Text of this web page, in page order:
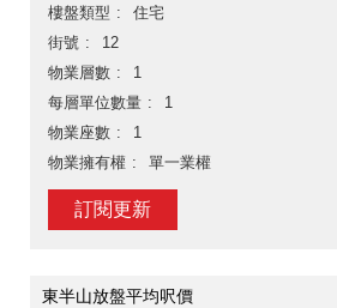
樓盤類型
住宅
街號
12
物業層數
1
每層單位數量
1
物業座數
1
物業擁有權
單一業權
訂閱更新
東半山放盤平均呎價